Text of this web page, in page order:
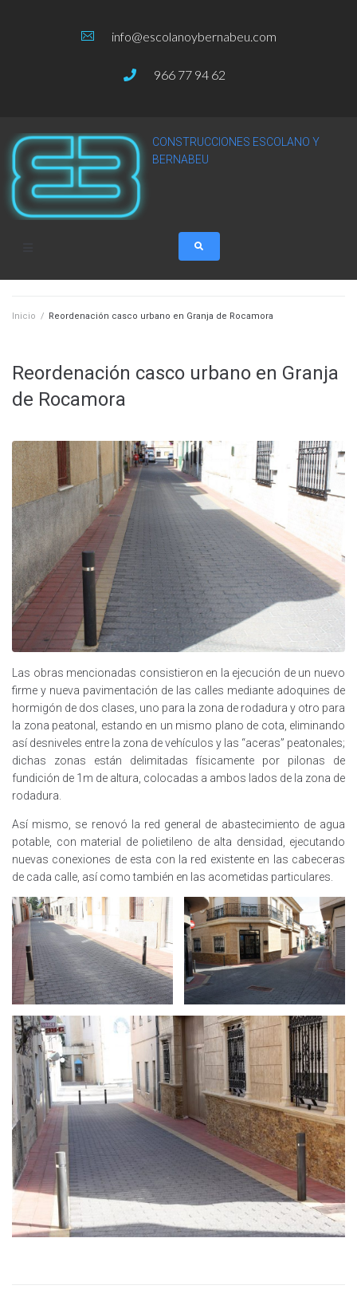
info@escolanoybernabeu.com
966 77 94 62
CONSTRUCCIONES ESCOLANO Y
BERNABEU
Inicio / Reordenación casco urbano en Granja de Rocamora
Reordenación casco urbano en Granja
de Rocamora
Las obras mencionadas consistieron en la ejecución de un nuevo
firme y nueva pavimentación de las calles mediante adoquines de
hormigón de dos clases, uno para la zona de rodadura y otro para
la zona peatonal, estando en un mismo plano de cota, eliminando
así desniveles entre la zona de vehículos y las “aceras” peatonales;
dichas zonas están delimitadas físicamente por pilonas de
fundición de 1m de altura, colocadas a ambos lados de la zona de
rodadura.
Así mismo, se renovó la red general de abastecimiento de agua
potable, con material de polietileno de alta densidad, ejecutando
nuevas conexiones de esta con la red existente en las cabeceras
de cada calle, así como también en las acometidas particulares.